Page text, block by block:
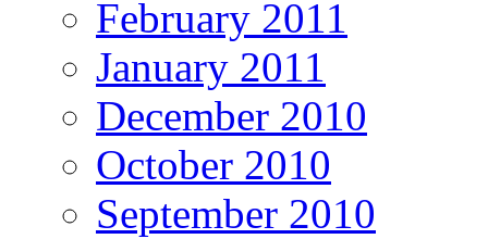
February 2011
January 2011
December 2010
October 2010
September 2010